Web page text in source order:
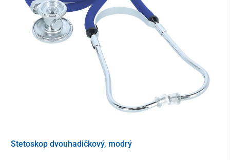
pinocchio – závitový rozevírač úst
vytahovač jazyka
plastový kufřík
Jde o plně vybavenou resuscitační soupravu, která svým
obsahem splňuje stanovené parametry ve smyslu Výnosu MZ SR
č.j. 09812/2008-OL. Vyráběná speciálně pro ambulance
slovenských lékařů (praktických, odborných, dětských i zubních).
Stetoskop dvouhadičkový, modrý